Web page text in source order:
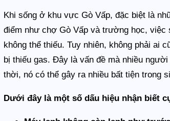
Khi sống ở khu vực Gò Vấp, đặc biệt là
điểm như chợ Gò Vấp và trường học, việc
không thể thiếu. Tuy nhiên, không phải ai
bị thiếu gas. Đây là vấn đề mà nhiều
thời, nó có thể gây ra nhiều bất tiện trong
Dưới đây là một số dấu hiệu nhận biết